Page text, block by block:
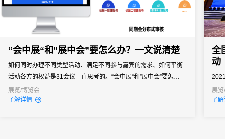
“会中展“和”展中会”要怎么办？一文说清楚
如何同时办理不同类型活动、满足不同参与嘉宾的需求、如何平衡
活动各方的权益是31会议一直思考的。“会中展“和”展中会”要怎么
办？看这篇就够了！
展览/博览会
了解详情
全
动
首
开
展
了